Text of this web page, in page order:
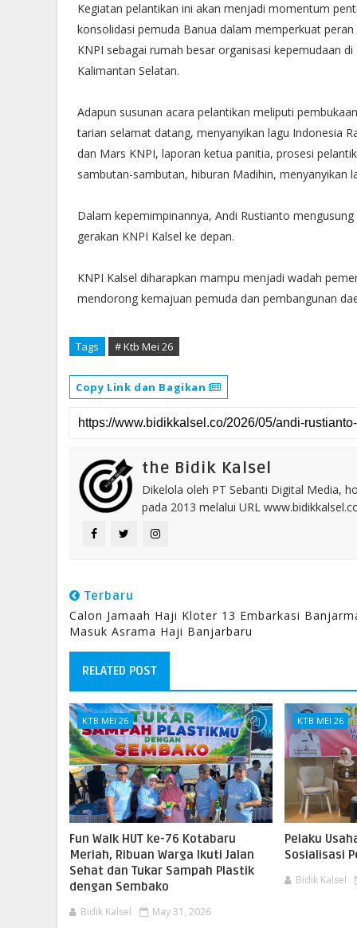
Kegiatan pelantikan ini akan menjadi momentum
konsolidasi pemuda Banua dalam memperkuat peran
KNPI sebagai rumah besar organisasi kepemudaan di
Kalimantan Selatan.
Adapun susunan acara pelantikan meliputi
tarian selamat datang, menyanyikan lagu Indonesia
dan Mars KNPI, laporan ketua panitia, prosesi
sambutan-sambutan, hiburan Madihin, menyanyikan
Dalam kepemimpinannya, Andi Rustianto
gerakan KNPI Kalsel ke depan.
KNPI Kalsel diharapkan mampu menjadi wadah
mendorong kemajuan pemuda dan pembangunan
Tags # Ktb Mei 26
Copy Link dan Bagikan
the Bidik Kalsel
Dikelola oleh PT Sebanti Digital Media,
pada 2013 melalui URL
Terbaru
Calon Jamaah Haji Kloter 13 Embarkasi
Masuk Asrama Haji Banjarbaru
RELATED POST
KTB MEI 26
Fun Walk HUT ke-76 Kotabaru
Meriah, Ribuan Warga Ikuti Jalan
Sehat dan Tukar Sampah Plastik
dengan Sembako
Bidik Kalsel May 31, 2026
KTB MEI 26
Pelaku
Sosialisasi
Bidik Kalsel